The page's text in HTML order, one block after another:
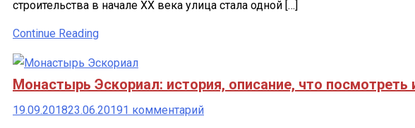
в
улица
строительства в начале XX века улица стала одной […]
Continue Reading
Монастырь Эскориал: история, описание, что посмотреть
19.09.201823.06.20191 комментарийк